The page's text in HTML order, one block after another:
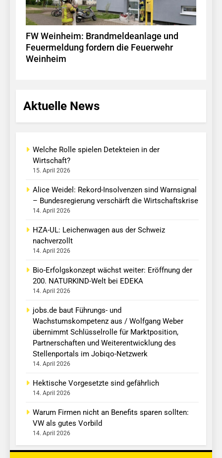
FW Weinheim: Brandmeldeanlage und
Feuermeldung fordern die Feuerwehr
Weinheim
Aktuelle News
Welche Rolle spielen Detekteien in der
Wirtschaft?
15. April 2026
Alice Weidel: Rekord-Insolvenzen sind Warnsignal
– Bundesregierung verschärft die Wirtschaftskrise
14. April 2026
HZA-UL: Leichenwagen aus der Schweiz
nachverzollt
14. April 2026
Bio-Erfolgskonzept wächst weiter: Eröffnung der
200. NATURKIND-Welt bei EDEKA
14. April 2026
jobs.de baut Führungs- und
Wachstumskompetenz aus / Wolfgang Weber
übernimmt Schlüsselrolle für Marktposition,
Partnerschaften und Weiterentwicklung des
Stellenportals im Jobiqo-Netzwerk
14. April 2026
Hektische Vorgesetzte sind gefährlich
14. April 2026
Warum Firmen nicht an Benefits sparen sollten:
VW als gutes Vorbild
14. April 2026